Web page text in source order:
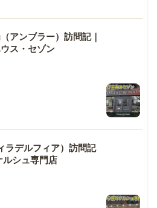
アンブラー）訪問記｜
ス・セゾン
デルフィア）訪問記
ルシュ専門店